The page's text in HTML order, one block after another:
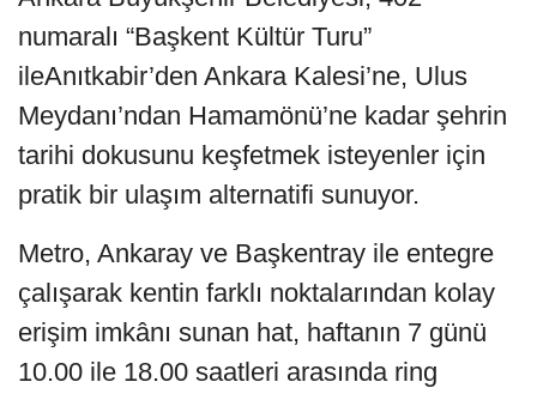
numaralı “Başkent Kültür Turu”
ileAnıtkabir’den Ankara Kalesi’ne, Ulus
Meydanı’ndan Hamamönü’ne kadar şehrin
tarihi dokusunu keşfetmek isteyenler için
pratik bir ulaşım alternatifi sunuyor.
Metro, Ankaray ve Başkentray ile entegre
çalışarak kentin farklı noktalarından kolay
erişim imkânı sunan hat, haftanın 7 günü
10.00 ile 18.00 saatleri arasında ring